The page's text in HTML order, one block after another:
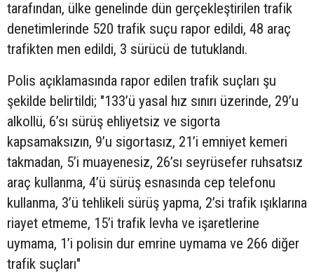
tarafından, ülke genelinde dün gerçekleştirilen trafik
denetimlerinde 520 trafik suçu rapor edildi, 48 araç
trafikten men edildi, 3 sürücü de tutuklandı.
Polis açıklamasında rapor edilen trafik suçları şu
şekilde belirtildi; "133’ü yasal hız sınırı üzerinde, 29’u
alkollü, 6’sı sürüş ehliyetsiz ve sigorta
kapsamaksızın, 9’u sigortasız, 21’i emniyet kemeri
takmadan, 5’i muayenesiz, 26’sı seyrüsefer ruhsatsız
araç kullanma, 4’ü sürüş esnasında cep telefonu
kullanma, 3’ü tehlikeli sürüş yapma, 2’si trafik ışıklarına
riayet etmeme, 15’i trafik levha ve işaretlerine
uymama, 1’i polisin dur emrine uymama ve 266 diğer
trafik suçları"